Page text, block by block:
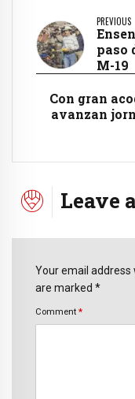
PREVIOUS
paso
M-19
Con gran
avanzan
Leave
Your email address
are marked *
Comment *